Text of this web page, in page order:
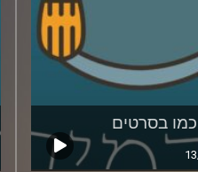
בסרטים